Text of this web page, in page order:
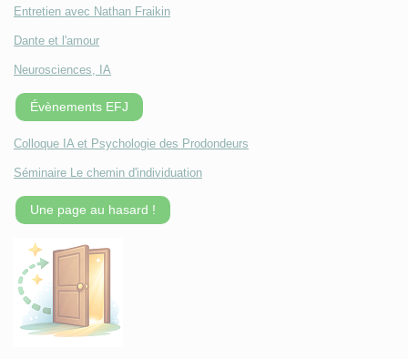
Entretien avec Nathan Fraikin
Dante et l'amour
Neurosciences, IA
Évènements EFJ
Colloque IA et Psychologie des Prodondeurs
Séminaire Le chemin d'individuation
Une page au hasard !